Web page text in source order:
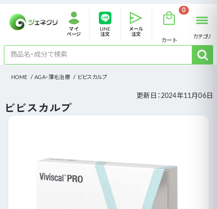
マイ
ページ
LINE
注文
メール
注文
カート
0
カテゴリ
HOME AGA・薄毛治療 ビビスカルプ
更新日： 2024年11月06日
ビビスカルプ